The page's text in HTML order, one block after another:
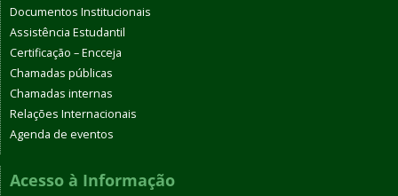
Documentos Institucionais
Assistência Estudantil
Certificação – Encceja
Chamadas públicas
Chamadas internas
Relações Internacionais
Agenda de eventos
Acesso à Informação